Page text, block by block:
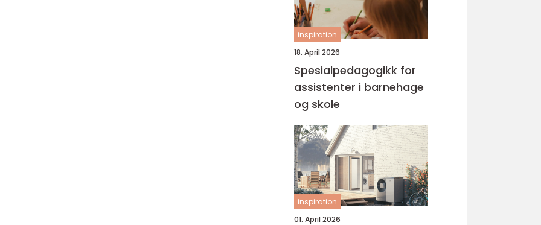
inspiration
18. April 2026
Spesialpedagogikk for
assistenter i barnehage
og skole
inspiration
01. April 2026